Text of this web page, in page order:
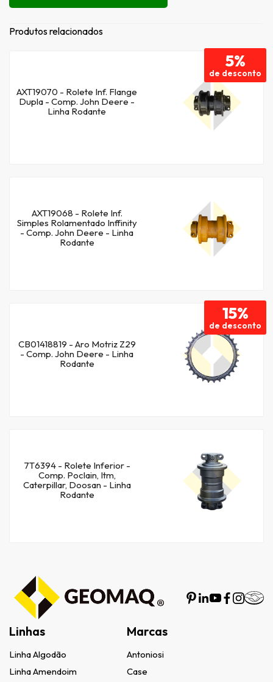
Produtos relacionados
5%
de desconto
AXT19070 - Rolete Inf. Flange
Dupla - Comp. John Deere -
Linha Rodante
AXT19068 - Rolete Inf.
Simples Rolamentado Inffinity
- Comp. John Deere - Linha
Rodante
15%
de desconto
CB01418819 - Aro Motriz Z29
- Comp. John Deere - Linha
Rodante
7T6394 - Rolete Inferior -
Comp. Poclain, Itm,
Caterpillar, Doosan - Linha
Rodante
Linhas
Linha Algodão
Linha Amendoim
Marcas
Antoniosi
Case